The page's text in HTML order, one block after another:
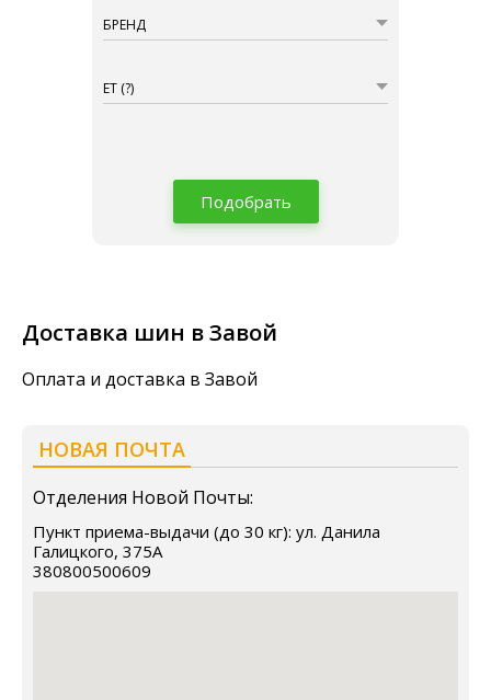
БРЕНД
ET (?)
Подобрать
Доставка шин в Завой
Оплата и доставка в Завой
НОВАЯ ПОЧТА
Отделения Новой Почты:
Пункт приема-выдачи (до 30 кг): ул. Данила
Галицкого, 375А
380800500609